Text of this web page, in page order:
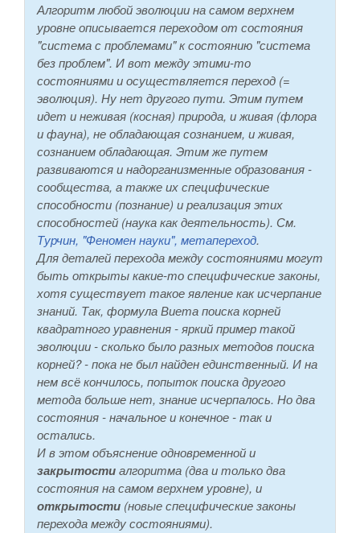
Алгоритм любой эволюции на самом верхнем
уровне описывается переходом от состояния
"система с проблемами" к состоянию "система
без проблем". И вот между этими-то
состояниями и осуществляется переход (=
эволюция). Ну нет другого пути. Этим путем
идет и неживая (косная) природа, и живая (флора
и фауна), не обладающая сознанием, и живая,
сознанием обладающая. Этим же путем
развиваются и надорганизменные образования -
сообщества, а также их специфические
способности (познание) и реализация этих
способностей (наука как деятельность). См.
Турчин, "Феномен науки", метапереход.
Для деталей перехода между состояниями могут
быть открыты какие-то специфические законы,
хотя существует такое явление как исчерпание
знаний. Так, формула Виета поиска корней
квадратного уравнения - яркий пример такой
эволюции - сколько было разных методов поиска
корней? - пока не был найден единственный. И на
нем всё кончилось, попыток поиска другого
метода больше нет, знание исчерпалось. Но два
состояния - начальное и конечное - так и
остались.
И в этом объяснение одновременной и
закрытостиалгоритма (два и только два
состояния на самом верхнем уровне), и
открытости (новые специфические законы
перехода между состояниями).